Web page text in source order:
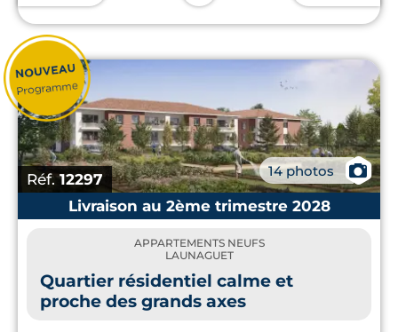
Réf.12297 14 photos
📷
Livraison au 2ème trimestre 2028
APPARTEMENTS NEUFS
LAUNAGUET
Quartier résidentiel calme et
proche des grands axes